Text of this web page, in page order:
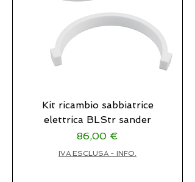
Kit ricambio sabbiatrice
elettrica BLStr sander
Prezzo
86,00 €
IVA ESCLUSA - INFO.